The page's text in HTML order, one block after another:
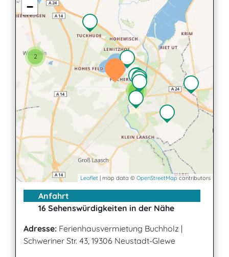
2
2
2
4
−
Leaflet | map data © OpenStreetMapcontributors
Anfahrt
16 Sehenswürdigkeiten in der Nähe
Adresse: Ferienhausvermietung Buchholz |
Schweriner Str. 43, 19306 Neustadt-Glewe